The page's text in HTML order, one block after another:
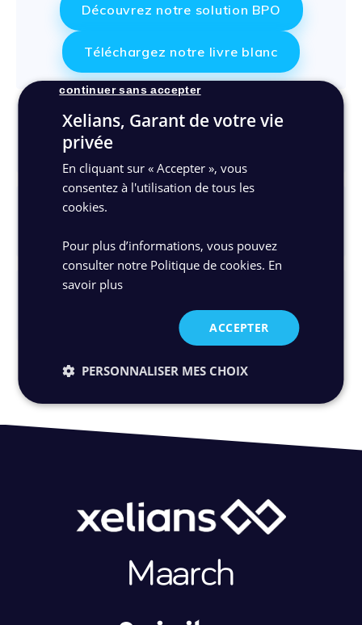
Découvrez notre solution BPO
Téléchargez notre livre blanc
Quel est le lien entre BPO et IDP
chez Xelians ?
Qu’est-ce que l’IDP (Intelligent
En quoi l’IDP est-il différent de
l’OCR ou de la LAD ?
Xelians, Garant de votre vie
privée
En cliquant sur « Accepter », vous
consentez à l'utilisation de tous les
cookies.
Pour plus d’informations, vous pouvez
consulter notre Politique de cookies. En
savoir plus
ACCEPTER
continuer sans accepter
PERSONNALISER MES CHOIX